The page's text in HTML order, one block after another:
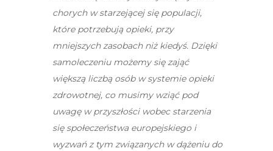
chorych w starzejącej się populacji,
które potrzebują opieki, przy
mniejszych zasobach niż kiedyś. Dzięki
samoleczeniu możemy się zająć
większą liczbą osób w systemie opieki
zdrowotnej, co musimy wziąć pod
uwagę w przyszłości wobec starzenia
się społeczeństwa europejskiego i
wyzwań z tym związanych w dążeniu do